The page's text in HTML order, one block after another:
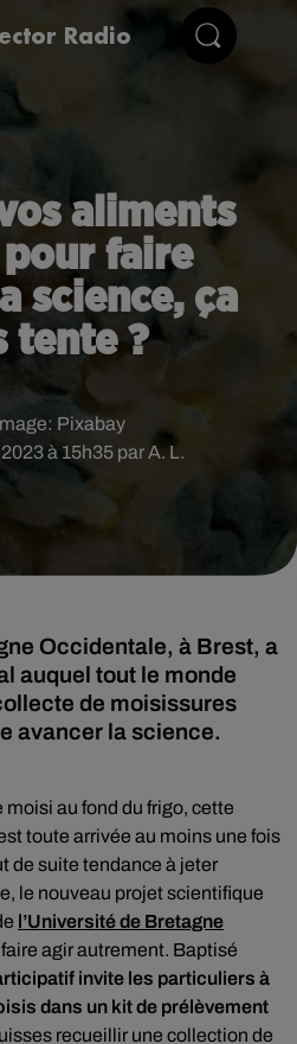
Radio
aliments
faire
science, ça
tente ?
à 15h35 par A. L.
Pixabay
Occidentale, à Brest, a
auquel tout le monde
de moisissures
au fond du frigo, cette
toute arrivée au moins une fois
de suite tendance à jeter
le nouveau projet scientifique
l’Université de Bretagne
agir autrement. Baptisé
invite les particuliers à
dans un kit de prélèvement
recueillir une collection de